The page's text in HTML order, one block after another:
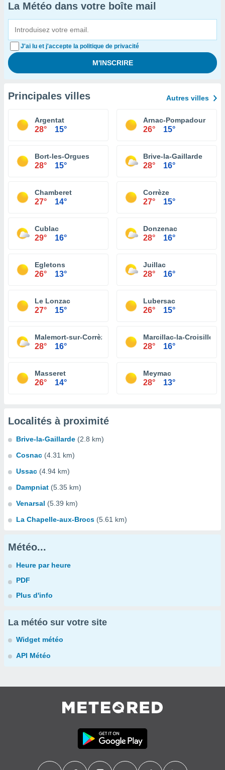
La Météo dans votre boîte mail
J'ai lu et j'accepte la politique de privacité
Principales villes Autres villes
Argentat
28° 15°
Arnac-Pompadour
26° 15°
Bort-les-Orgues
28° 15°
Brive-la-Gaillarde
28° 16°
Chamberet
27° 14°
Corrèze
27° 15°
Cublac
29° 16°
Donzenac
28° 16°
Egletons
26° 13°
Juillac
28° 16°
Le Lonzac
27° 15°
Lubersac
26° 15°
Malemort-sur-Corrèze
28° 16°
Marcillac-la-Croisille
28° 16°
Masseret
26° 14°
Meymac
28° 13°
Localités à proximité
Brive-la-Gaillarde (2.8 km)
Cosnac (4.31 km)
Ussac (4.94 km)
Dampniat (5.35 km)
Venarsal (5.39 km)
La Chapelle-aux-Brocs (5.61 km)
Météo...
Heure par heure
PDF
Plus d'info
La météo sur votre site
Widget météo
API Météo